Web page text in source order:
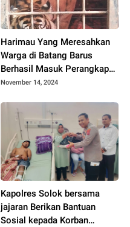
Harimau Yang Meresahkan
Warga di Batang Barus
Berhasil Masuk Perangkap
BKSDA
November 14, 2024
Kapolres Solok bersama
jajaran Berikan Bantuan
Sosial kepada Korban